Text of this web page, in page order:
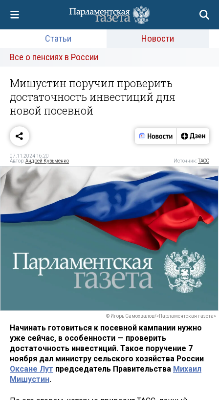
Статьи
Новости
Все о пенсиях в России
Мишустин поручил проверить
достаточность инвестиций для
новой посевной
07.11.2024 16:20
Автор:Андрей Кузьменко Источник:ТАСС
© Игорь Самохвалов/«Парламентская газета»
Начинать готовиться к посевной кампании нужно
уже сейчас, в особенности — проверить
достаточность инвестиций. Такое поручение 7
ноября дал министру сельского хозяйства России
Оксане Лут председатель Правительства Михаил
Мишустин.